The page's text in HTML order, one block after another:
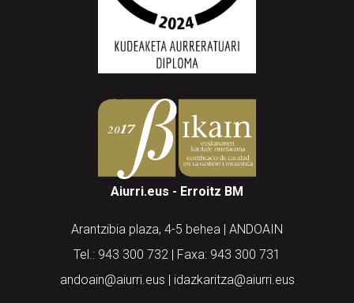
Aiurri.eus - Erroitz BM
Arantzibia plaza, 4-5 behea | ANDOAIN
Tel.: 943 300 732 | Faxa: 943 300 731
andoain@aiurri.eus | idazkaritza@aiurri.eus